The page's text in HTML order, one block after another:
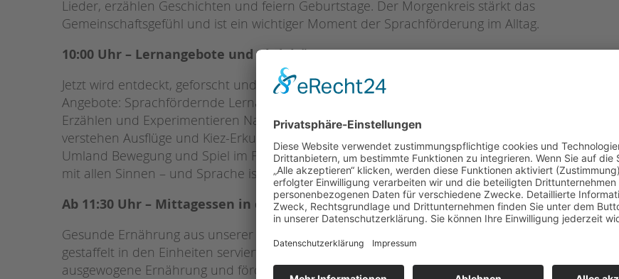
Lieder, erzählen Geschichten und feiern Geburtstage. Der Morgenkreis stärkt das
Gemeinschaftsgefühl und ist ein wichtiger Moment der Sprachförderung im Alltag.
10:00 Uhr – Lernangebote und Aktivitäten
Jetzt wird entdeckt, geforscht und gespielt! Unsere pädagogischen Fachkräfte gestalten vielfältige
Angebote: Sprachfördernde Lernangebote im Alltag – z. B. durch gemeinsames Forschen,
Erzählen und Experimentieren Naturwissenschaftliche Entdeckungen – spielerisch die Welt
verstehen Ausflüge und Kiez-Erkundungen in Neukölln, durch Berlin oder ins Brandenburger
Umland Bewegung und Spiel im Freien – im Garten oder auf Spielplätzen Hier lernen die Kinder
mit allen Sinnen – und Sprache ist immer dabei.
Ab 11:30 Uhr – Mittagessen in den Einheiten
Gesunde Ernährung aus unserer eigenen Küche! Das Mittagessen wird frisch gekocht und
gestaffelt in den Einheiten serviert – in entspannter Atmosphäre. Wir achten auf eine
ausgewogene Ernährung und fördern Esskultur und Selbstständigkeit.